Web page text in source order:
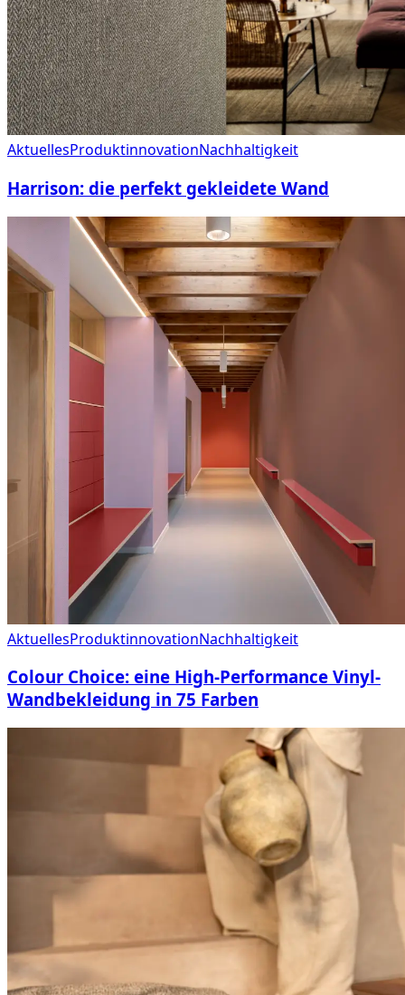
AktuellesProduktinnovationNachhaltigkeit
Harrison: die perfekt gekleidete Wand
AktuellesProduktinnovationNachhaltigkeit
Colour Choice: eine High-Performance Vinyl-
Wandbekleidung in 75 Farben